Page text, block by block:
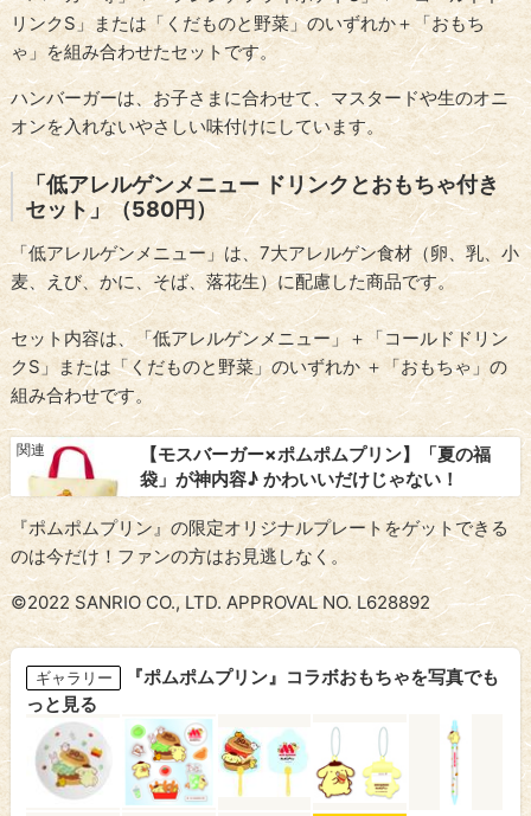
リンクS」または「くだものと野菜」のいずれか＋「おもち
ゃ」を組み合わせたセットです。
ハンバーガーは、お子さまに合わせて、マスタードや生のオニ
オンを入れないやさしい味付けにしています。
「低アレルゲンメニュー ドリンクとおもちゃ付き
セット」（580円）
「低アレルゲンメニュー」は、7大アレルゲン食材（卵、乳、小
麦、えび、かに、そば、落花生）に配慮した商品です。
セット内容は、「低アレルゲンメニュー」＋「コールドドリン
クS」または「くだものと野菜」のいずれか ＋「おもちゃ」の
組み合わせです。
【モスバーガー×ポムポムプリン】「夏の福
袋」が神内容♪ かわいいだけじゃない！
『ポムポムプリン』の限定オリジナルプレートをゲットできる
のは今だけ！ファンの方はお見逃しなく。
©2022 SANRIO CO., LTD. APPROVAL NO. L628892
ギャラリー
『ポムポムプリン』コラボおもちゃを写真でも
っと見る